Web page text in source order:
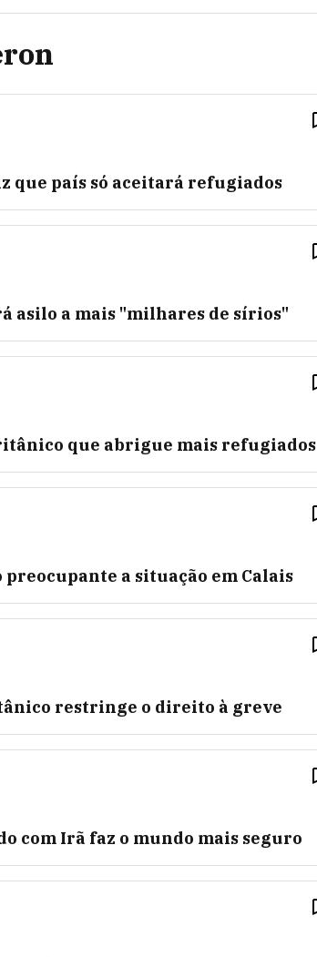
que país só aceitará refugiados
asilo a mais "milhares de sírios"
que abrigue mais refugiados
a situação em Calais
restringe o direito à greve
com Irã faz o mundo mais seguro